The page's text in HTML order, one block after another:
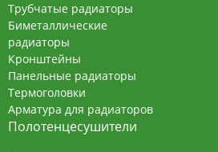
Трубчатые радиаторы
Биметаллические
радиаторы
Кронштейны
Панельные радиаторы
Термоголовки
Арматура для радиаторов
Полотенцесушители